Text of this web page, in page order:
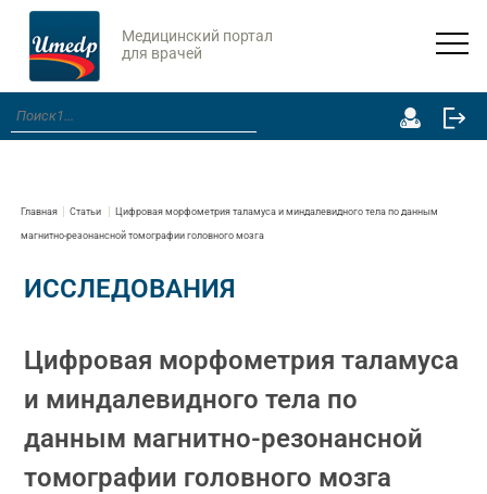
Медицинский портал
для врачей
Главная Статьи Цифровая морфометрия таламуса и миндалевидного тела по данным
магнитно-резонансной томографии головного мозга
ИССЛЕДОВАНИЯ
Цифровая морфометрия таламуса
и миндалевидного тела по
данным магнитно-резонансной
томографии головного мозга